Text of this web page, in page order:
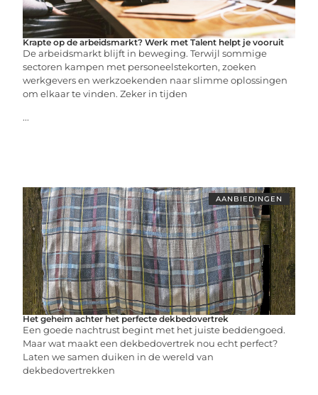
Krapte op de arbeidsmarkt? Werk met Talent helpt je vooruit
De arbeidsmarkt blijft in beweging. Terwijl sommige
sectoren kampen met personeelstekorten, zoeken
werkgevers en werkzoekenden naar slimme oplossingen
om elkaar te vinden. Zeker in tijden
...
AANBIEDINGEN
Het geheim achter het perfecte dekbedovertrek
Een goede nachtrust begint met het juiste beddengoed.
Maar wat maakt een dekbedovertrek nou echt perfect?
Laten we samen duiken in de wereld van
dekbedovertrekken